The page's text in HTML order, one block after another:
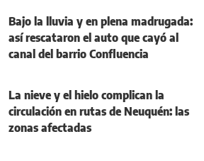
Bajo la lluvia y en plena madrugada:
así rescataron el auto que cayó al
canal del barrio Confluencia
La nieve y el hielo complican la
circulación en rutas de Neuquén: las
zonas afectadas